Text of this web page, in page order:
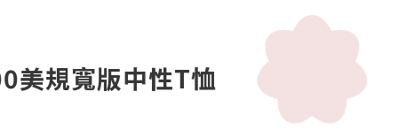
美規寬版中性T恤